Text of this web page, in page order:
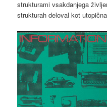
strukturami vsakdanjega
strukturah deloval kot